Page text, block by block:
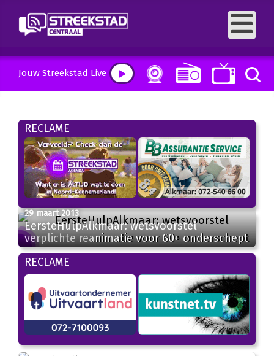
Jouw Streekstad Live
RECLAME
29 maart 2013
EersteHulpAlkmaar: wetsvoorstel
verplichte reanimatie voor 60+ onderschept
RECLAME